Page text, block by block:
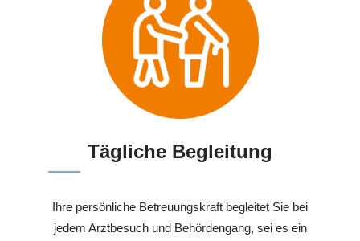
Tägliche Begleitung
Ihre persönliche Betreuungskraft begleitet Sie bei
jedem Arztbesuch und Behördengang, sei es ein